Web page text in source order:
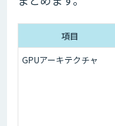
項目
GPUアーキテクチャ